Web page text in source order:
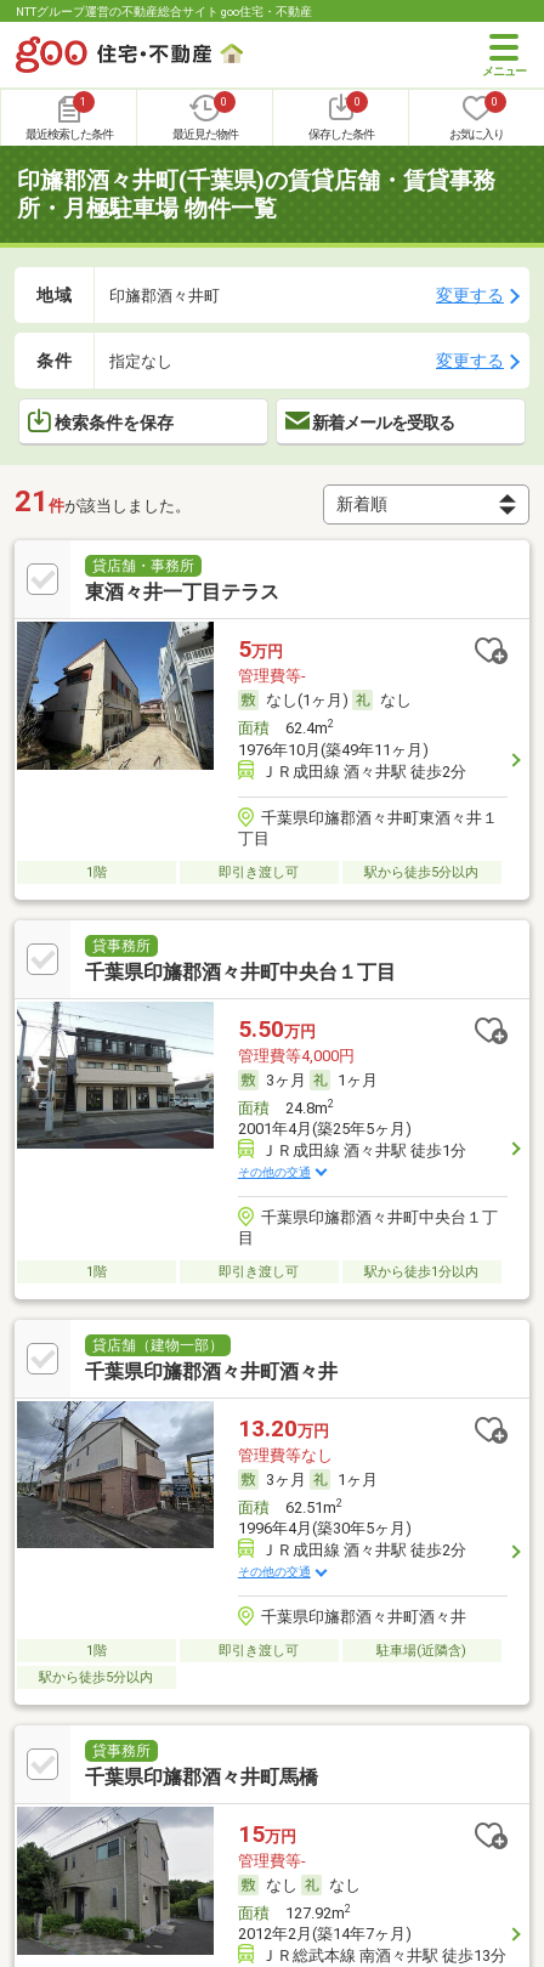
NTTグループ運営の不動産総合サイト goo住宅・不動産
1
最近検索した条件
0
最近見た物件
0
保存した条件
0
お気に入り
印旛郡酒々井町(千葉県)の賃貸店舗・賃貸事務
所・月極駐車場 物件一覧
地域 印旛郡酒々井町 変更する
条件 指定なし 変更する
検索条件を保存 新着メールを受取る
21 件が該当しました。
貸店舗・事務所
東酒々井一丁目テラス
5万円
管理費等-
なし(1ヶ月)
なし
面積62.4m2
1976年10月(築49年11ヶ月)
ＪＲ成田線 酒々井駅 徒歩2分
千葉県印旛郡酒々井町東酒々井１
丁目
1階 即引き渡し可 駅から徒歩5分以内
貸事務所
千葉県印旛郡酒々井町中央台１丁目
5.50万円
管理費等4,000円
3ヶ月
1ヶ月
面積24.8m2
2001年4月(築25年5ヶ月)
ＪＲ成田線 酒々井駅 徒歩1分
その他の交通
千葉県印旛郡酒々井町中央台１丁
目
1階 即引き渡し可 駅から徒歩1分以内
貸店舗（建物一部）
千葉県印旛郡酒々井町酒々井
13.20万円
管理費等なし
3ヶ月
1ヶ月
面積62.51m2
1996年4月(築30年5ヶ月)
ＪＲ成田線 酒々井駅 徒歩2分
その他の交通
千葉県印旛郡酒々井町酒々井
1階 即引き渡し可
駐車場(近隣含)
駅から徒歩5分以内
貸事務所
千葉県印旛郡酒々井町馬橋
15万円
管理費等-
なし
なし
面積127.92m2
2012年2月(築14年7ヶ月)
ＪＲ総武本線 南酒々井駅 徒歩13分